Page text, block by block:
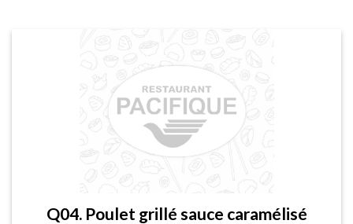
Q04. Poulet grillé sauce caramélisé